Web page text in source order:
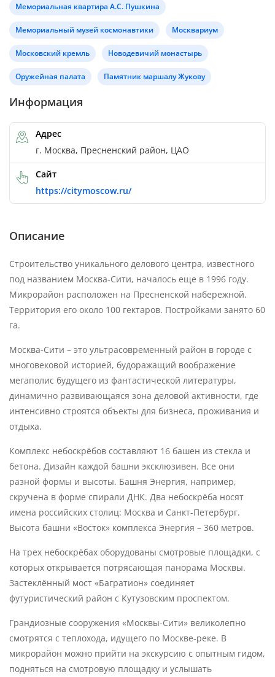
Мемориальная квартира А.С. Пушкина
Мемориальный музей космонавтики Москвариум
Московский кремль Новодевичий монастырь
Оружейная палата Памятник маршалу Жукову
Информация
Адрес
г. Москва, Пресненский район, ЦАО
Сайт
https://citymoscow.ru/
Описание
Строительство уникального делового центра, известного
под названием Москва-Сити, началось еще в 1996 году.
Микрорайон расположен на Пресненской набережной.
Территория его около 100 гектаров. Постройками занято 60
га.
Москва-Сити – это ультрасовременный район в городе с
многовековой историей, будоражащий воображение
мегаполис будущего из фантастической литературы,
динамично развивающаяся зона деловой активности, где
интенсивно строятся объекты для бизнеса, проживания и
отдыха.
Комплекс небоскрёбов составляют 16 башен из стекла и
бетона. Дизайн каждой башни эксклюзивен. Все они
разной формы и высоты. Башня Энергия, например,
скручена в форме спирали ДНК. Два небоскрёба носят
имена российских столиц: Москва и Санкт-Петербург.
Высота башни «Восток» комплекса Энергия – 360 метров.
На трех небоскрёбах оборудованы смотровые площадки, с
которых открывается потрясающая панорама Москвы.
Застеклённый мост «Багратион» соединяет
футуристический район с Кутузовским проспектом.
Грандиозные сооружения «Москвы-Сити» великолепно
смотрятся с теплохода, идущего по Москве-реке. В
микрорайон можно прийти на экскурсию с опытным гидом,
подняться на смотровую площадку и услышать